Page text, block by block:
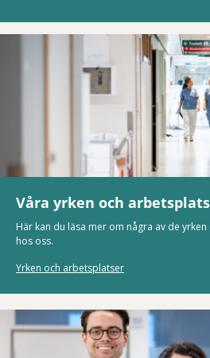
Våra yrken och
Här kan du läsa mer om några av de
hos oss.
Yrken och arbetsplatser